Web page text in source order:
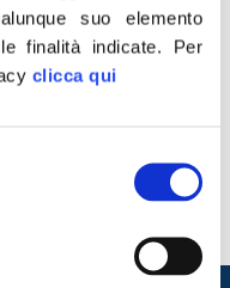
suo elemento
finalità indicate. Per
clicca qui
e come inviare le
Libia a tutela anche
sovranità nazionale.
quella di